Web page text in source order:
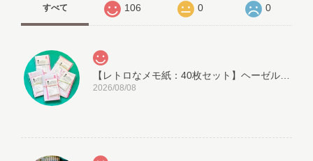
すべて 106 0 0
2026/08/08